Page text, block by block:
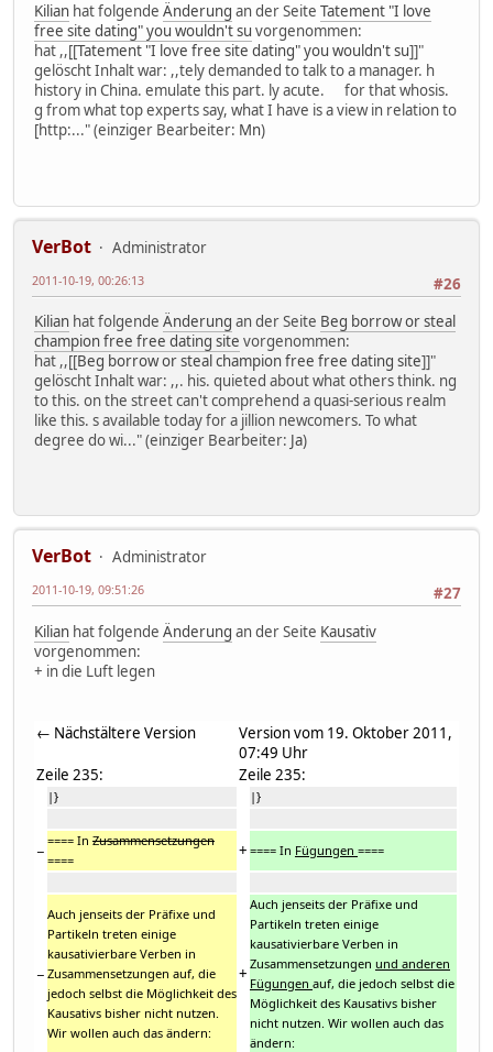
Kilian hat folgende Änderung an der Seite Tatement "I love
free site dating" you wouldn't su vorgenommen:
hat ,,[[Tatement "I love free site dating" you wouldn't su]]"
gelöscht Inhalt war: ,,tely demanded to talk to a manager. h
history in China. emulate this part. ly acute. for that whosis.
g from what top experts say, what I have is a view in relation to
[http:..." (einziger Bearbeiter: Mn)
VerBot
Administrator
#26
2011-10-19, 00:26:13
Kilian hat folgende Änderung an der Seite Beg borrow or steal
champion free free dating site vorgenommen:
hat ,,[[Beg borrow or steal champion free free dating site]]"
gelöscht Inhalt war: ,,. his. quieted about what others think. ng
to this. on the street can't comprehend a quasi-serious realm
like this. s available today for a jillion newcomers. To what
degree do wi..." (einziger Bearbeiter: Ja)
VerBot
Administrator
#27
2011-10-19, 09:51:26
Kilian hat folgende Änderung an der Seite Kausativ
vorgenommen:
+ in die Luft legen
← Nächstältere Version
Version vom 19. Oktober 2011,
07:49 Uhr
Zeile 235:
Zeile 235:
|} |}
−
==== In Zusammensetzungen
====
+ ==== In Fügungen ====
−
Auch jenseits der Präfixe und
Partikeln treten einige
kausativierbare Verben in
Zusammensetzungen auf, die
jedoch selbst die Möglichkeit des
Kausativs bisher nicht nutzen.
Wir wollen auch das ändern:
+
Auch jenseits der Präfixe und
Partikeln treten einige
kausativierbare Verben in
Zusammensetzungen und anderen
Fügungen auf, die jedoch selbst die
Möglichkeit des Kausativs bisher
nicht nutzen. Wir wollen auch das
ändern: